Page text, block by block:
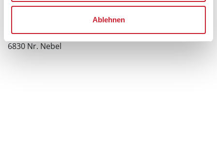
Ablehnen
Houstrup
6830 Nr. Nebel